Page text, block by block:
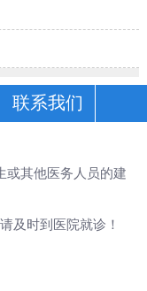
联系我们
或其他医务人员的建
及时到医院就诊！